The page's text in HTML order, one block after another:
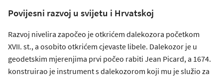
Povijesni razvoj u svijetu i Hrvatskoj
Razvoj nivelira započeo je otkrićem dalekozora početkom
XVII. st., a osobito otkrićem cjevaste libele. Dalekozor je u
geodetskim mjerenjima prvi počeo rabiti Jean Picard, a 1674.
konstruirao je instrument s dalekozorom koji mu je služio za